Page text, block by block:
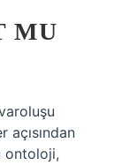
MU
ontoloji,